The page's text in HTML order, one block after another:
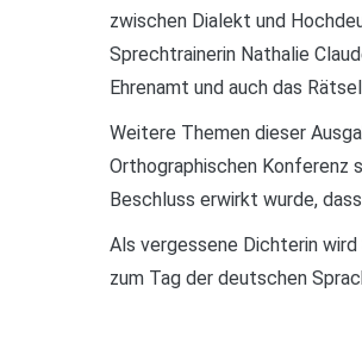
zwischen Dialekt und
Sprechtrainerin Nathalie
Ehrenamt und auch das
Weitere Themen dieser
Orthographischen Konferenz
Beschluss erwirkt wurde,
Als vergessene Dichterin
zum Tag der deutschen